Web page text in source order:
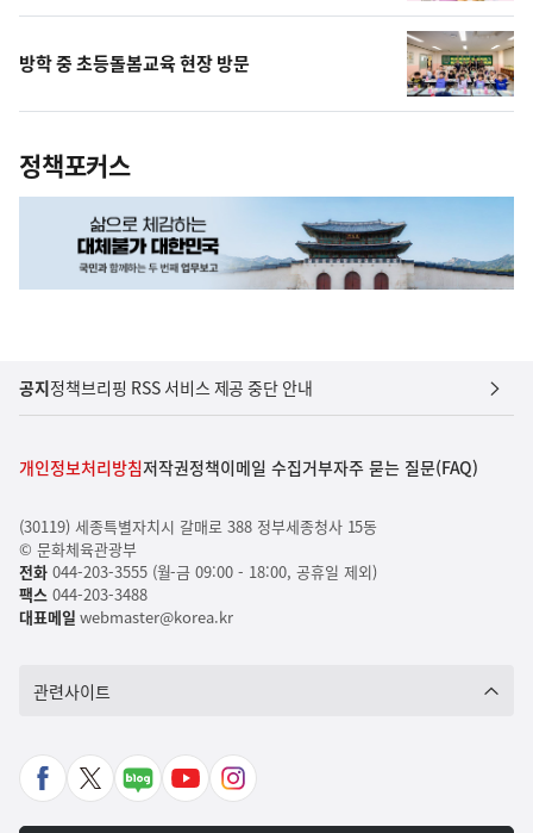
방학 중 초등돌봄교육 현장 방문
정책포커스
공지정책브리핑 RSS 서비스 제공 중단 안내
개인정보처리방침저작권정책이메일 수집거부자주 묻는 질문(FAQ)
(30119) 세종특별자치시 갈매로 388 정부세종청사 15동
© 문화체육관광부
전화044-203-3555 (월-금 09:00 - 18:00, 공휴일 제외)
팩스044-203-3488
대표메일 webmaster@korea.kr
관련사이트
페
X
네
유
인